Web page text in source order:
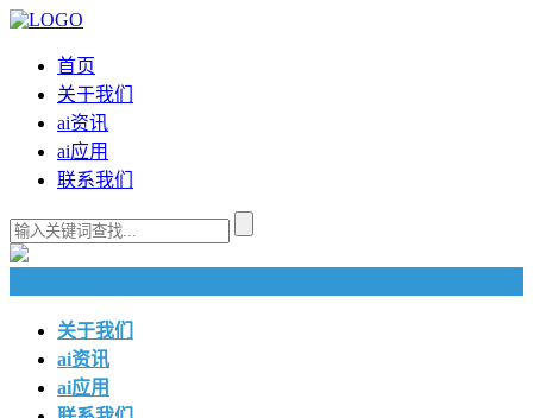
首页
关于我们
ai资讯
ai应用
联系我们
关于我们
ai资讯
ai应用